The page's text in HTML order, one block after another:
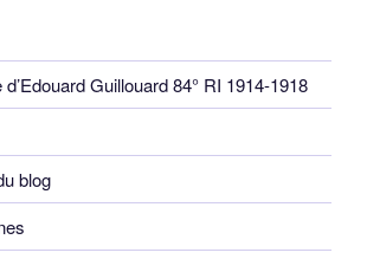
Guillouard 84° RI 1914-1918
blog